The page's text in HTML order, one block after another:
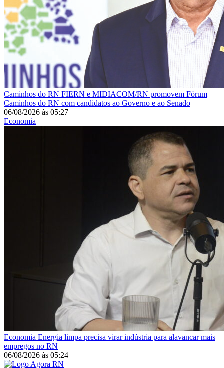
Caminhos do RN FIERN e MIDIACOM/RN promovem Fórum
Caminhos do RN com candidatos ao Governo e ao Senado
06/08/2026 às 05:27
Economia
Economia Energia limpa precisa virar indústria para alavancar mais
empregos no RN
06/08/2026 às 05:24